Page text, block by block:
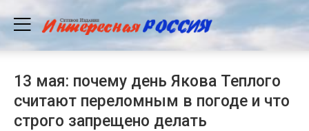
13 мая: почему день Якова Теплого
считают переломным в погоде и что
строго запрещено делать